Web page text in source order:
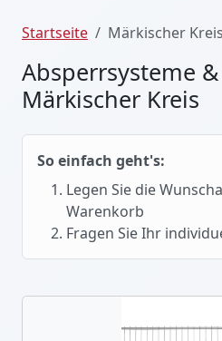
Startseite Märkischer Kreis
Absperrsysteme
Märkischer Kreis
So einfach geht's:
Legen Sie die
Warenkorb
Fragen Sie Ihr